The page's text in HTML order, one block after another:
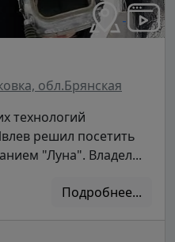
обл.Брянская
технологий
решил посетить
"Луна". Владел...
Подробнее...